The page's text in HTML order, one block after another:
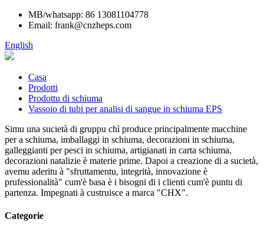
MB/whatsapp: 86 13081104778
Email: frank@cnzheps.com
English
Casa
Prodotti
Prodottu di schiuma
Vassoio di tubi per analisi di sangue in schiuma EPS
Simu una sucietà di gruppu chì produce principalmente macchine
per a schiuma, imballaggi in schiuma, decorazioni in schiuma,
galleggianti per pesci in schiuma, artigianati in carta schiuma,
decorazioni natalizie è materie prime. Dapoi a creazione di a sucietà,
avemu aderitu à "sfruttamentu, integrità, innovazione è
prufessionalità" cum'è basa è i bisogni di i clienti cum'è puntu di
partenza. Impegnati à custruisce a marca "CHX".
Categorie